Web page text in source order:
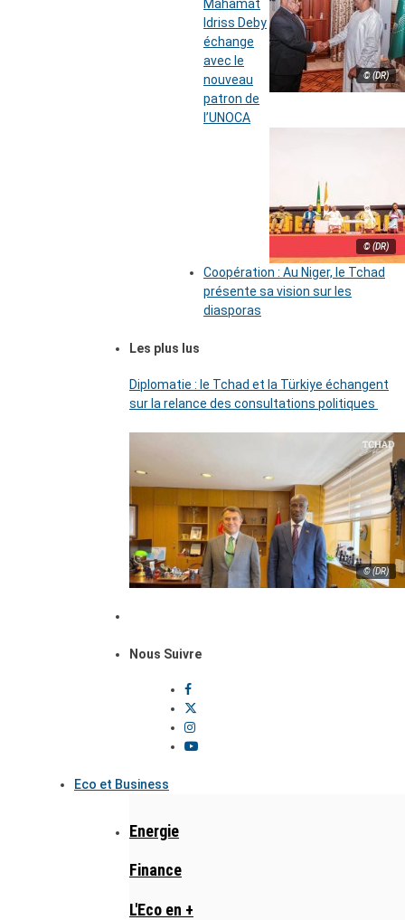
© (DR)
Mahamat
Idriss Deby
échange
avec le
nouveau
patron de
l’UNOCA
© (DR)
Coopération : Au Niger, le Tchad
présente sa vision sur les
diasporas
Les plus lus
Diplomatie : le Tchad et la Türkiye échangent
sur la relance des consultations politiques
© (DR)
Nous Suivre
Eco et Business
Energie
Finance
L'Eco en +